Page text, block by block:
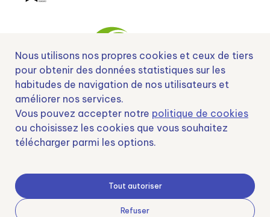
Nº EXP 00152378 / SNEO-20222129 Financiado por la Unión Europea –
Samoving, S.L. En el marco del Programa ICEX Next, ha contado con el apoyo
de ICEX y con la cofinanciación del fondo europeo FEDER. LA finalidad de este
apoyo es contribuir al desarrollo internacional de la empresa y de su entorno.
Fondo Europeo de Desarrollo Regional
Nous utilisons nos propres cookies et ceux de tiers
pour obtenir des données statistiques sur les
habitudes de navigation de nos utilisateurs et
améliorer nos services.
Vous pouvez accepter notre politique de cookies
ou choisissez les cookies que vous souhaitez
télécharger parmi les options.
Tout autoriser
Refuser